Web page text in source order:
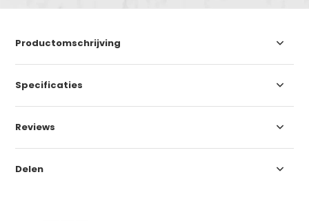
Productomschrijving
Specificaties
Reviews
Delen